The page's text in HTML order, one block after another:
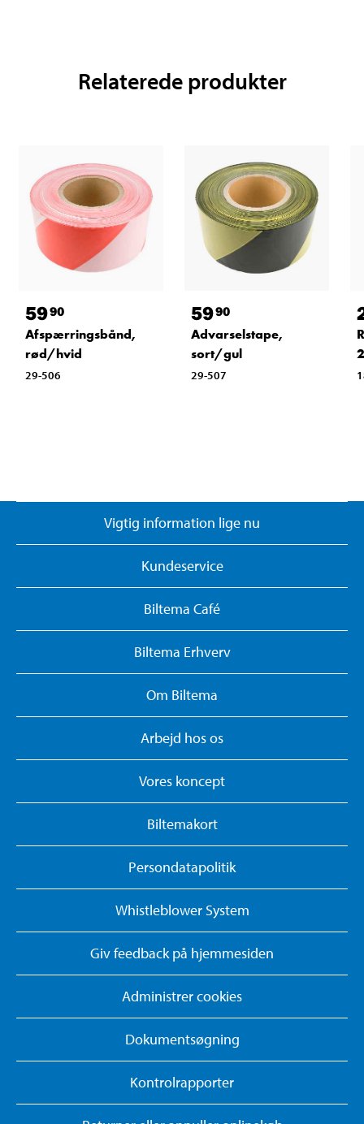
Relaterede produkter
5990
Afspærringsbånd,
rød/hvid
29-506
5990
Advarselstape,
sort/gul
29-507
Vigtig information lige nu
Kundeservice
Biltema Café
Biltema Erhverv
Om Biltema
Arbejd hos os
Vores koncept
Biltemakort
Persondatapolitik
Whistleblower System
Giv feedback på hjemmesiden
Administrer cookies
Dokumentsøgning
Kontrolrapporter